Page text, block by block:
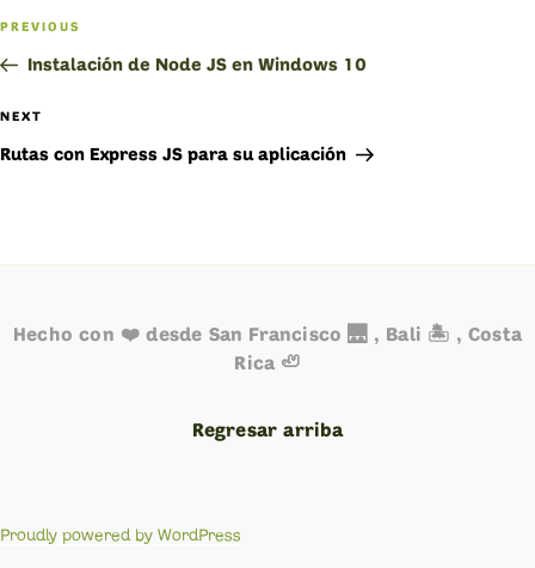
Navegación
de
entradas
Previous
Post
PREVIOUS
Instalación de Node JS en Windows 10
Next
Post
NEXT
Rutas con Express JS para su aplicación
Hecho con ❤️ desde San Francisco 🌉 , Bali 🏝️ , Costa
Rica 🦥
Regresar arriba
Proudly powered by WordPress